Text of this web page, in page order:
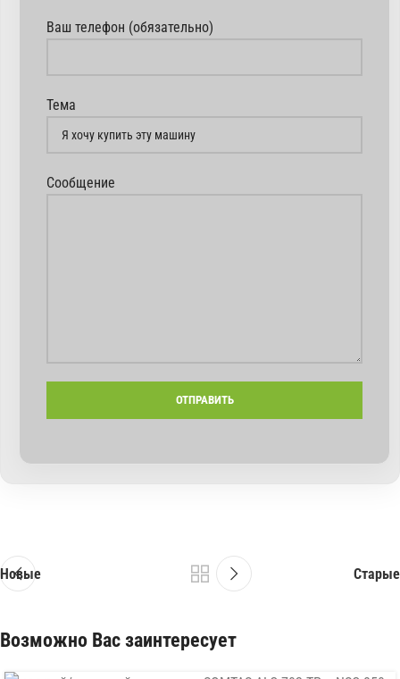
Ваш телефон (обязательно)
Тема
Сообщение
Новые Старые
Возможно Вас заинтересует